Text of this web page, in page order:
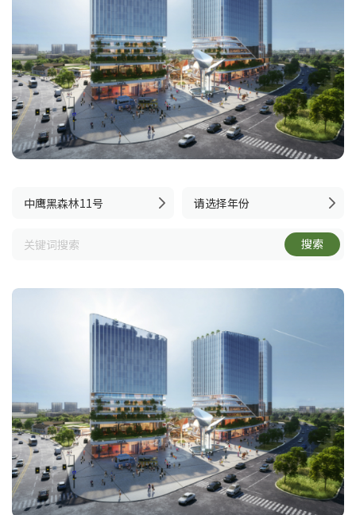
中鹰黑森林11号 请选择年份
搜索